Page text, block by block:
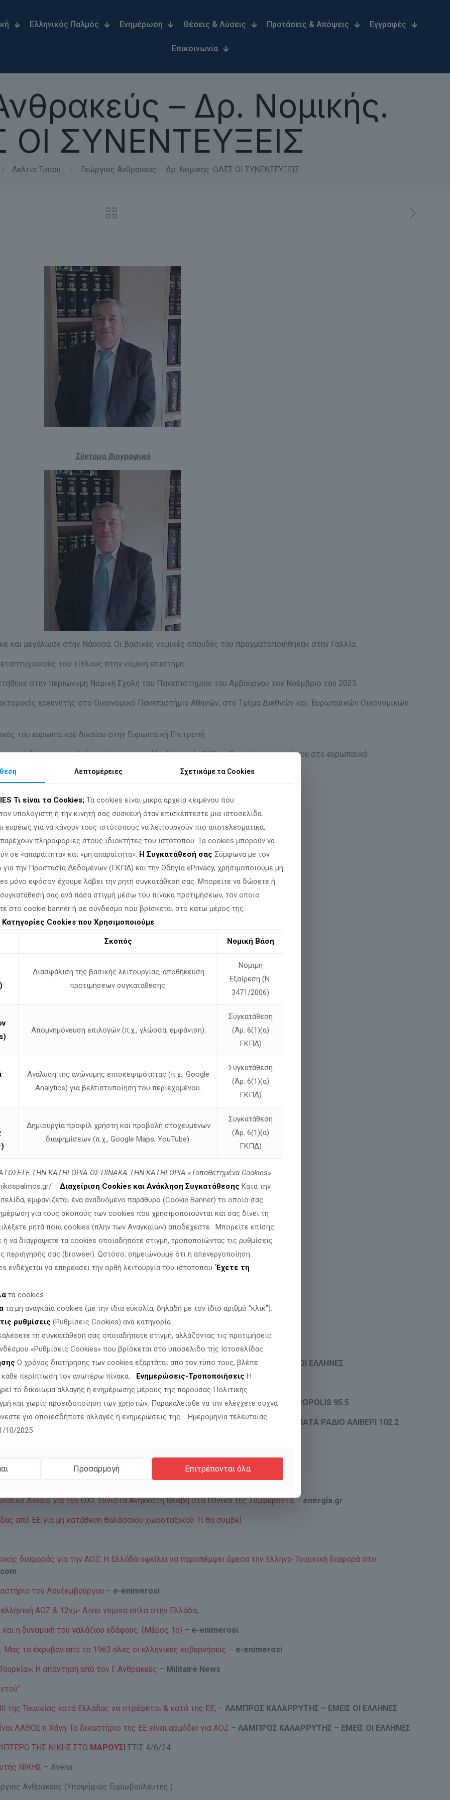
Ελληνικός Παλμός Ενημέρωση Θέσεις & Λύσεις Προτάσεις & Απόψεις Εγγραφές
Επικοινωνία
– Δρ. Νομικής.
ΟΙ ΣΥΝΕΝΤΕΥΞΕΙΣ
Δελτία Τύπου Γεώργιος Ανθρακεύς – Δρ. Νομικής. ΟΛΕΣ ΟΙ ΣΥΝΕΝΤΕΥΞΕΙΣ
Σύντομο βιογραφικό
και μεγάλωσε στην Νάουσα. Οι βασικές νομικές σπουδές του πραγματοποιήθηκαν στην Γαλλία.
του τίτλους στην νομική επιστήμη.
στην περιώνυμη Νομική Σχολή του Πανεπιστημίου του Αμβούργου τον Νοέμβριο του 2023.
ερευνητής στο Οικονομικό Πανεπιστήμιο Αθηνών, στο Τμήμα Διεθνών και Ευρωπαϊκών Οικονομικών
του ευρωπαϊκού δικαίου στην Ευρωπαϊκή Επιτροπή.
δίκαιο αποτελούν εχέγγυο και απόδειξη για μία βέβαιη θετική προσφορά μου στο ευρωπαϊκό
ΔΙΚΗΓΟΡΟΣ (A.M: E.E. 101)
Γαλλικού, Γερμανικού και Ενωσιακού δικαίου
ως ευρωπαίος δικηγόρος.
ΣΤΗΝ ΕΛΛΑΔΑ
νομικής MAITRISE
διπλώματος νομικής MAGISTER – LEGUM.
Νομικής Επιστήμης.
ΣΤΗΝ ΚΥΠΡΟ
νομικής MAITRISE
διπλώματος νομικής MAGISTER – LEGUM.
(11/ 97 έως 11/ 99 ).
του πολέμου στο Ιράν. Γιώργος ΑνθρακεύςΡάδιο ΕΝΗΜΕΡΩΣΗ Κατερίνης 92.2
Ο Γιώργος Ανθρακεύς στο ράδιο Creta Fans
Γκρεμίστε το
ως δυνατότητα οριοθέτησης ΑΟΖ με την Κύπρο. Ionian fm.
Ελλάδος και Κύπρου. ΡΑΔΙΟ ΓΑΛΑΞΙΑΣ
στο Αιγαίο
Γιώργος Ανθρακεύς.ΡΑΔΙΟ ΣΤΟ ΚΟΚΚΙΝΟ 105,5
Ελλάδος και Λιβύης. ΡΑΔΙΟ Στο Κόκκινο 105.5
πινακοθήκη. Συνέντευξη στο Ράδιο Ενημέρωση. Ράδιο ΕΝΗΜΕΡΩΣΗ
Σχεδιασμός-Ξεκινά το πρόστιμο. ΛΑΜΠΡΟΣ ΚΑΛΑΡΡΥΤΗΣ – ΕΜΕΙΣ ΟΙ ΕΛΛΗΝΕΣ
Γεώργιος Ανθρακεύς – Δρ. Νομικής. FM100
στο Στρασβούργο σε σχέση με την εθνική πινακοθήκη RADIO METROPOLIS 95.5
ζήτημα των δικαιωμάτων κοινωνικών ομάδων. ΕΘΝΙΚΗ ΠΙΝΑΚΟΘΗΚΗ ΚΑΙ ΕΚΘΕΜΑΤΑ ΡΑΔΙΟ ΑΛΙΒΕΡΙ 102.2
Παπαδόπουλο έναν κοινοβουλευτικό Λέοντα της Ορθοδοξίας
Δίκαιο και δικαστήριο της Ε.Ε. του Λουξεμβούργου 4-5-25 ena TV
υποβολής έκθεσης Θαλάσσιου Χωροταξικού Σχεδιασμού–zougla.gr
Δίκαιο για τον ΘΧΣ Συνιστά Ανήκεστη Βλάβη στα Εθνικά της Συμφέροντα– energia.gr
από ΕΕ για μη κατάθεση θαλάσσιου χωροταξικού-Τι θα συμβεί
διαφοράς για την ΑΟΖ: Η Ελλάδα οφείλει να παραπέμψει άμεσα την Ελληνο-Τουρκική διαφορά στο
του Λουξεμβούργου – e-enimerosi
ΑΟΖ & 12νμ- Δίνει νομικά όπλα στην Ελλάδα;
η δυναμική του γαλάζιου εδάφους. (Μέρος 1ο) – e-enimerosi
το έκρυβαν από το 1963 όλες οι ελληνικές κυβερνήσεις – e-enimerosi
Η απάντηση από τον Γ.Ανθρακεύς – Militaire News
της Τουρκίας κατά Ελλάδας να στρέφεται & κατά της ΕΕ; –ΛΑΜΠΡΟΣ ΚΑΛΑΡΡΥΤΗΣ – ΕΜΕΙΣ ΟΙ ΕΛΛΗΝΕΣ
ΛΑΘΟΣ η Χάγη-Το δικαστήριο της ΕΕ είναι αρμόδιο για ΑΟΖ –ΛΑΜΠΡΟΣ ΚΑΛΑΡΡΥΤΗΣ – ΕΜΕΙΣ ΟΙ ΕΛΛΗΝΕΣ
ΤΗΣ ΝΙΚΗΣ ΣΤΟ ΜΑΡΟΥΣΙ ΣΤΙΣ 4/6/24
ΝΙΚΗΣ – Avena
Ανθρακευς (Υποψήφιος Ευρωβουλευτής )
Λεπτομέρειες Σχετικάμε τα Cookies
Τι είναι τα Cookies; Τα cookies είναι μικρά αρχεία κειμένου που
υπολογιστή ή την κινητή σας συσκευή όταν επισκέπτεστε μια ιστοσελίδα.
ευρέως για να κάνουν τους ιστότοπους να λειτουργούν πιο αποτελεσματικά,
πληροφορίες στους ιδιοκτήτες του ιστότοπου. Τα cookies μπορούν να
σε «απαραίτητα» και «μη απαραίτητα». Η Συγκατάθεσή σας Σύμφωνα με τον
για την Προστασία Δεδομένων (ΓΚΠΔ) και την Οδηγία ePrivacy, χρησιμοποιούμε μη
μόνο εφόσον έχουμε λάβει την ρητή συγκατάθεσή σας. Μπορείτε να δώσετε ή
σας ανά πάσα στιγμή μέσω του πίνακα προτιμήσεων, τον οποίο
στο cookie banner ή σε σύνδεσμο που βρίσκεται στο κάτω μέρος της
Κατηγορίες Cookies που Χρησιμοποιούμε
Σκοπός Νομική Βάση
Διασφάλιση της βασικής λειτουργίας, αποθήκευση
προτιμήσεων συγκατάθεσης.
Νόμιμη
Εξαίρεση (Ν.
3471/2006)
Απομνημόνευση επιλογών (π.χ., γλώσσα, εμφάνιση).
Συγκατάθεση
(Άρ. 6(1)(α)
ΓΚΠΔ)
Ανάλυση της ανώνυμης επισκεψιμότητας (π.χ., Google
Analytics) για βελτιστοποίηση του περιεχομένου.
Συγκατάθεση
(Άρ. 6(1)(α)
ΓΚΠΔ)
Δημιουργία προφίλ χρήστη και προβολή στοχευμένων
διαφημίσεων (π.χ., Google Maps, YouTube).
Συγκατάθεση
(Άρ. 6(1)(α)
ΓΚΠΔ)
ΤΗΝ ΚΑΤΗΓΟΡΙΑ ΩΣ ΠΙΝΑΚΑ ΤΗΝ ΚΑΤΗΓΟΡΙΑ «Τοποθετημένα Cookies»
Διαχείριση Cookies και Ανάκληση Συγκατάθεσης Κατά την
εμφανίζεται ένα αναδυόμενο παράθυρο (Cookie Banner) το οποίο σας
για τους σκοπούς των cookies που χρησιμοποιούνται και σας δίνει τη
ρητά ποια cookies (πλην των Αναγκαίων) αποδέχεστε. Μπορείτε επίσης
ή να διαγράψετε τα cookies οποιαδήποτε στιγμή, τροποποιώντας τις ρυθμίσεις
περιήγησής σας (browser). Ωστόσο, σημειώνουμε ότι η απενεργοποίηση
ενδέχεται να επηρεάσει την ορθή λειτουργία του ιστότοπου.Έχετε τη
τα cookies.
τα μη αναγκαία cookies (με την ίδια ευκολία, δηλαδή με τον ίδιο αριθμό "κλικ").
ρυθμίσεις (Ρυθμίσεις Cookies) ανά κατηγορία.
τη συγκατάθεσή σας οποιαδήποτε στιγμή, αλλάζοντας τις προτιμήσεις
«Ρυθμίσεις Cookies» που βρίσκεται στο υποσέλιδο της Ιστοσελίδας.
Ο χρόνος διατήρησης των cookies εξαρτάται από τον τύπο τους, βλέπε
κάθε περίπτωση τον ανωτέρω πίνακα. Ενημερώσεις-Τροποποιήσεις Η
το δικαίωμα αλλαγής ή ενημέρωσης μέρους της παρούσας Πολιτικής
και χωρίς προειδοποίηση των χρηστών. Παρακαλείσθε να την ελέγχετε συχνά
για οποιεσδήποτε αλλαγές ή ενημερώσεις της. Ημερομηνία τελευταίας
10/2025
Προσαρμογή Επιτρέπονται όλα